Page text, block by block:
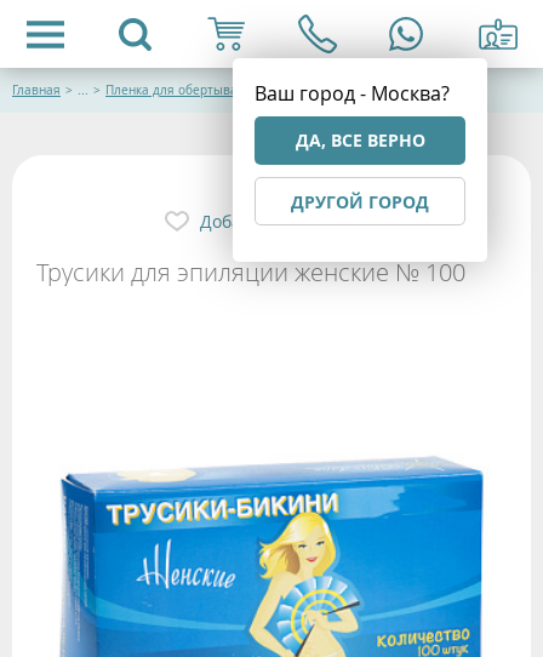
Ваш город - Москва?
ДА, ВСЕ ВЕРНО
ДРУГОЙ ГОРОД
Главная > ... > Пленка для обертывания / простыни / однораз.белье
Трусики для эпиляции женские № 100
Добавить в избранное